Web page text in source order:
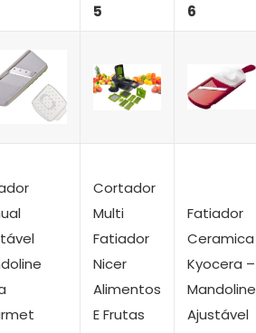
5 6
Cortador
Multi
Fatiador
Nicer
Alimentos
E Frutas
Fatiador
Ceramica
Kyocera –
Mandoline
Ajustável